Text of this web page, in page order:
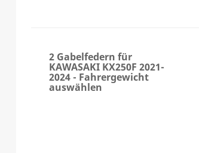
2 Gabelfedern für
KAWASAKI KX250F 2021-
2024 - Fahrergewicht
auswählen